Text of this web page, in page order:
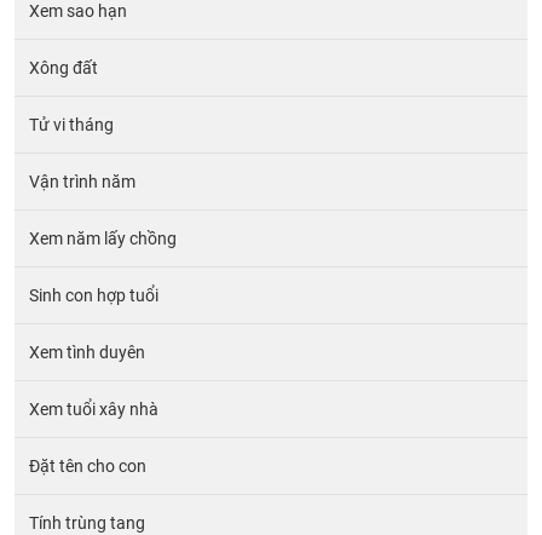
Xem sao hạn
Xông đất
Tử vi tháng
Vận trình năm
Xem năm lấy chồng
Sinh con hợp tuổi
Xem tình duyên
Xem tuổi xây nhà
Đặt tên cho con
Tính trùng tang